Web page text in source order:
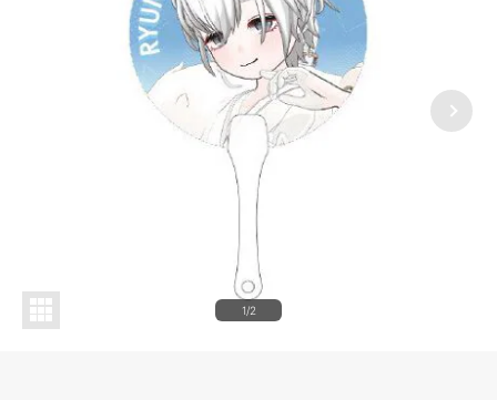
1/2